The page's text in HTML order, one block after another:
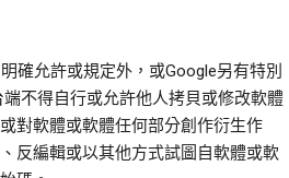
確允許或規定外，或Google另有特別
不得自行或允許他人拷貝或修改軟體
對軟體或軟體任何部分創作衍生作
反編輯或以其他方式試圖自軟體或軟